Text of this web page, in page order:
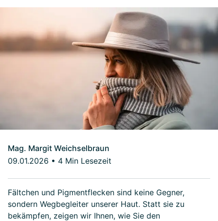
Mag. Margit Weichselbraun
09.01.2026 • 4 Min Lesezeit
Fältchen und Pigmentflecken sind keine Gegner,
sondern Wegbegleiter unserer Haut. Statt sie zu
bekämpfen, zeigen wir Ihnen, wie Sie den